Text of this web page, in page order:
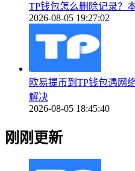
TP钱包怎么删除记录？
2026-08-05 19:27:02
欧易提币到TP钱包遇网
解决
2026-08-05 18:45:40
刚刚更新